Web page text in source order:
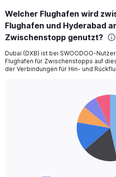
18.
Welcher Flughafen wird
Flughafen und Hyderabad
Zwischenstopp genutzt?
Dubai (DXB) ist bei SWOODOO-
Flughafen für Zwischenstopps auf
der Verbindungen für Hin- und